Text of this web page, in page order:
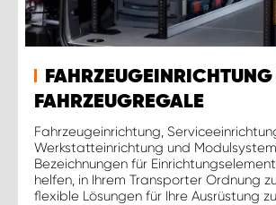
FAHRZEUGREGALE
Fahrzeugeinrichtung,
Werkstatteinrichtung und
Bezeichnungen für
helfen, in Ihrem Transporter Ordnung
flexible Lösungen für Ihre Ausrüstung